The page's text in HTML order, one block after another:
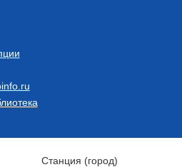
Станция (город)